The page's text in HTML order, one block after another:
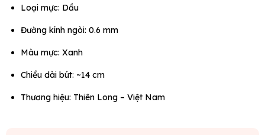
Loại mực: Dầu
Đường kính ngòi: 0.6 mm
Màu mực: Xanh
Chiều dài bút: ~14 cm
Thương hiệu: Thiên Long – Việt Nam